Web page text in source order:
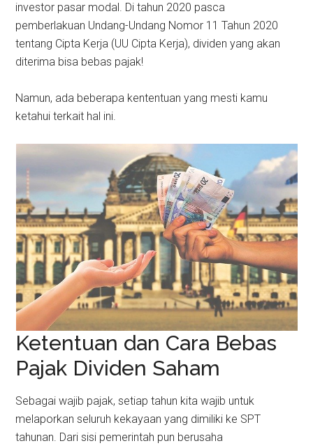
investor pasar modal. Di tahun 2020 pasca
pemberlakuan Undang-Undang Nomor 11 Tahun 2020
tentang Cipta Kerja (UU Cipta Kerja), dividen yang akan
diterima bisa bebas pajak!
Namun, ada beberapa kententuan yang mesti kamu
ketahui terkait hal ini.
Ketentuan dan Cara Bebas
Pajak Dividen Saham
Sebagai wajib pajak, setiap tahun kita wajib untuk
melaporkan seluruh kekayaan yang dimiliki ke SPT
tahunan. Dari sisi pemerintah pun berusaha